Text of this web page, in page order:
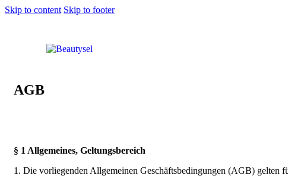
Skip to content Skip to footer
AGB
§ 1 Allgemeines, Geltungsbereich
1. Die vorliegenden Allgemeinen Geschäftsbedingungen (AGB) gelten